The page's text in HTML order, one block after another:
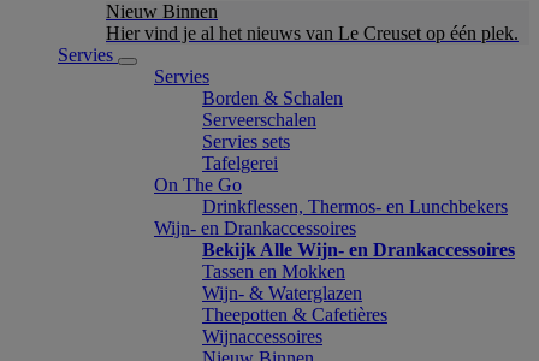
Nieuw Binnen
Hier vind je al het nieuws van Le Creuset op één plek.
Servies
Servies
Borden & Schalen
Serveerschalen
Servies sets
Tafelgerei
On The Go
Drinkflessen, Thermos- en Lunchbekers
Wijn- en Drankaccessoires
Bekijk Alle Wijn- en Drankaccessoires
Tassen en Mokken
Wijn- & Waterglazen
Theepotten & Cafetières
Wijnaccessoires